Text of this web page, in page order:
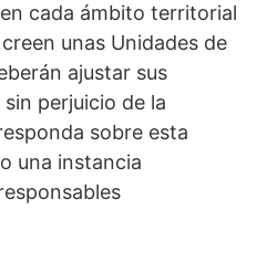
cada ámbito territorial
unas Unidades de
ajustar sus
perjuicio de la
sobre esta
una instancia